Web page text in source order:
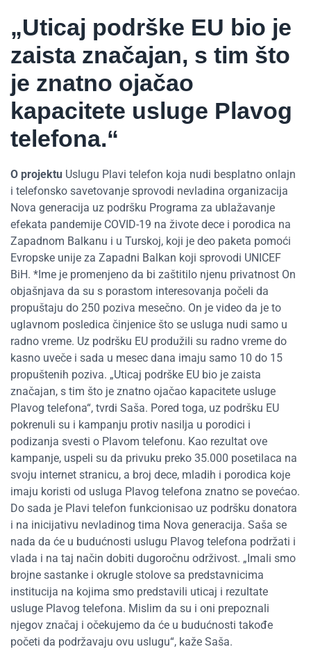
„Uticaj podrške EU bio je
zaista značajan, s tim što
je znatno ojačao
kapacitete usluge Plavog
telefona.“
O projektu Uslugu Plavi telefon koja nudi besplatno onlajn
i telefonsko savetovanje sprovodi nevladina organizacija
Nova generacija uz podršku Programa za ublažavanje
efekata pandemije COVID-19 na živote dece i porodica na
Zapadnom Balkanu i u Turskoj, koji je deo paketa pomoći
Evropske unije za Zapadni Balkan koji sprovodi UNICEF
BiH. *Ime je promenjeno da bi zaštitilo njenu privatnost On
objašnjava da su s porastom interesovanja počeli da
propuštaju do 250 poziva mesečno. On je video da je to
uglavnom posledica činjenice što se usluga nudi samo u
radno vreme. Uz podršku EU produžili su radno vreme do
kasno uveče i sada u mesec dana imaju samo 10 do 15
propuštenih poziva. „Uticaj podrške EU bio je zaista
značajan, s tim što je znatno ojačao kapacitete usluge
Plavog telefona“, tvrdi Saša. Pored toga, uz podršku EU
pokrenuli su i kampanju protiv nasilja u porodici i
podizanja svesti o Plavom telefonu. Kao rezultat ove
kampanje, uspeli su da privuku preko 35.000 posetilaca na
svoju internet stranicu, a broj dece, mladih i porodica koje
imaju koristi od usluga Plavog telefona znatno se povećao.
Do sada je Plavi telefon funkcionisao uz podršku donatora
i na inicijativu nevladinog tima Nova generacija. Saša se
nada da će u budućnosti uslugu Plavog telefona podržati i
vlada i na taj način dobiti dugoročnu održivost. „Imali smo
brojne sastanke i okrugle stolove sa predstavnicima
institucija na kojima smo predstavili uticaj i rezultate
usluge Plavog telefona. Mislim da su i oni prepoznali
njegov značaj i očekujemo da će u budućnosti takođe
početi da podržavaju ovu uslugu“, kaže Saša.